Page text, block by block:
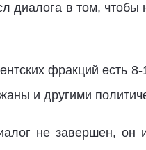
диалога в том, чтобы
фракций есть
и другими
не завершен, он